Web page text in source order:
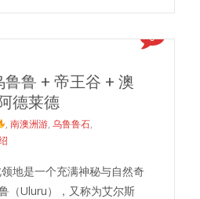
0
鲁鲁 + 帝王谷 + 澳
德莱德
,南澳洲游,乌鲁鲁石,
地是一个充满神秘与自然奇
（Uluru），又称为艾尔斯